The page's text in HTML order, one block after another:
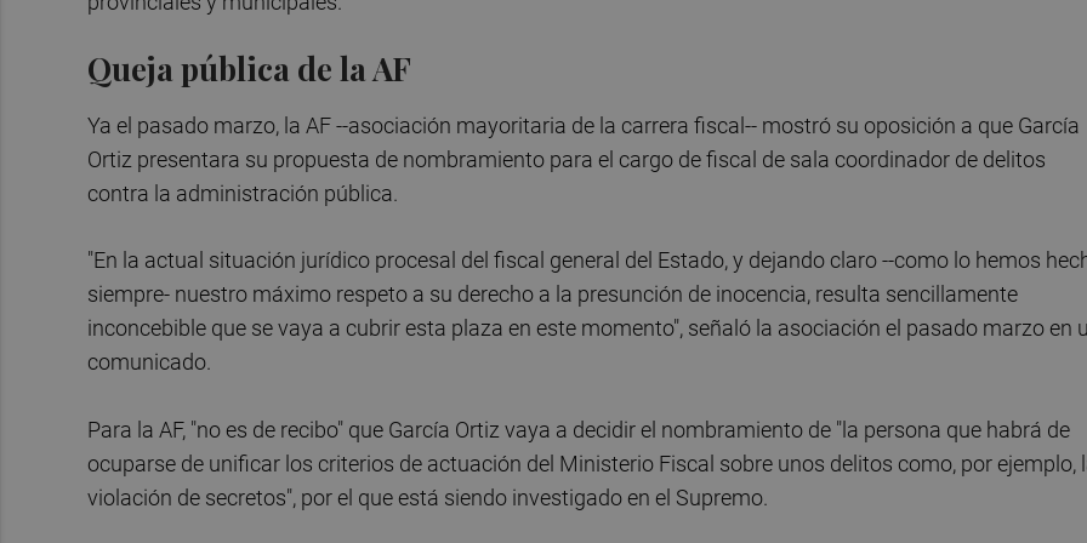
Queja pública de la AF
Ya el pasado marzo, la AF --asociación mayoritaria de la carrera fiscal-- mostró su oposición a que García
Ortiz presentara su propuesta de nombramiento para el cargo de fiscal de sala coordinador de delitos
contra la administración pública.
"En la actual situación jurídico procesal del fiscal general del Estado, y dejando claro --como lo hemos
siempre- nuestro máximo respeto a su derecho a la presunción de inocencia, resulta sencillamente
inconcebible que se vaya a cubrir esta plaza en este momento", señaló la asociación el pasado marzo en
comunicado.
Para la AF, "no es de recibo" que García Ortiz vaya a decidir el nombramiento de "la persona que habrá de
ocuparse de unificar los criterios de actuación del Ministerio Fiscal sobre unos delitos como, por ejemplo,
violación de secretos", por el que está siendo investigado en el Supremo.